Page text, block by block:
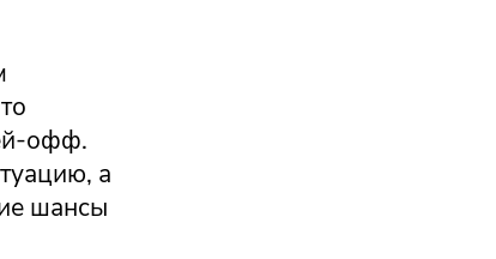
офф.
а
шансы